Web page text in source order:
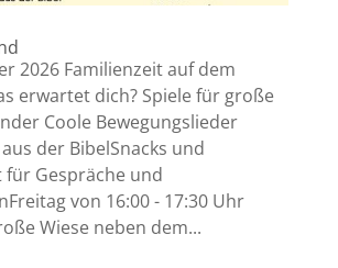
2026 Familienzeit auf dem
erwartet dich? Spiele für große
Coole Bewegungslieder
der BibelSnacks und
für Gespräche und
von 16:00 - 17:30 Uhr
Wiese neben dem...